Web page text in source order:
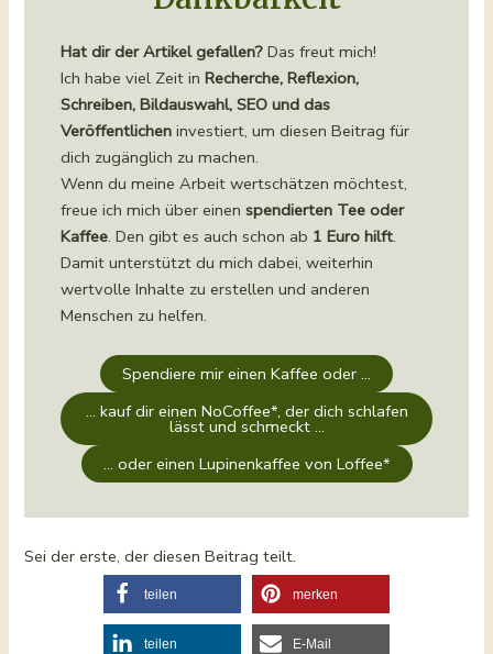
Hat dir der Artikel gefallen?Das freut mich!
Ich habe viel Zeit in Recherche, Reflexion,
Schreiben, Bildauswahl, SEO und das
Veröffentlicheninvestiert, um diesen Beitrag für
dich zugänglich zu machen.
Wenn du meine Arbeit wertschätzen möchtest,
freue ich mich über einen spendierten Tee oder
Kaffee. Den gibt es auch schon ab 1 Euro hilft.
Damit unterstützt du mich dabei, weiterhin
wertvolle Inhalte zu erstellen und anderen
Menschen zu helfen.
Spendiere mir einen Kaffee oder …
… kauf dir einen NoCoffee*, der dich schlafen
lässt und schmeckt …
… oder einen Lupinenkaffee von Loffee*
Sei der erste, der diesen Beitrag teilt.
teilen merken
teilen E-Mail